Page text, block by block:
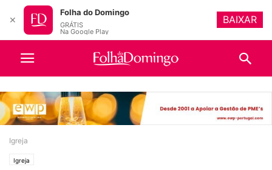
Igreja
Igreja
✕
Folha do Domingo
GRÁTIS
Na Google Play
BAIXAR